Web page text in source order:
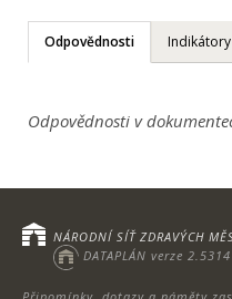
Odpovědnosti Indikátory
Odpovědnosti v
NÁRODNÍ SÍŤ ZDRAVÝCH
DATAPLÁN verze 2.5314